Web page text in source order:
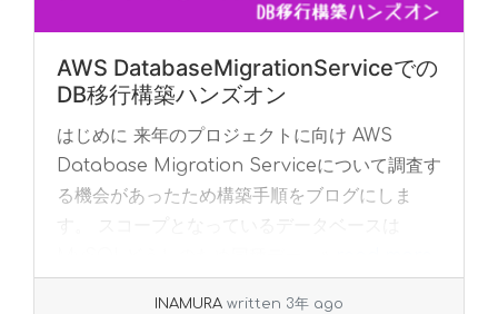
AWS DatabaseMigrationServiceでの
DB移行構築ハンズオン
はじめに 来年のプロジェクトに向け AWS
Database Migration Serviceについて調査す
る機会があったため構築手順をブログにしま
す。 スコープとなっているデータベースは
INAMURA written 3年 ago